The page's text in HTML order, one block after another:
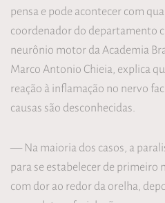
pensa e pode acontecer com
coordenador do departamento
neurônio motor da Academia
Marco Antonio Chieia, explica
reação à inflamação no nervo
causas são desconhecidas.
— Na maioria dos casos, a
para se estabelecer de primeiro
com dor ao redor da orelha,